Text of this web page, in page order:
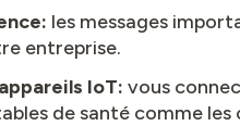
les messages
entreprise.
IoT: vous
de santé comme